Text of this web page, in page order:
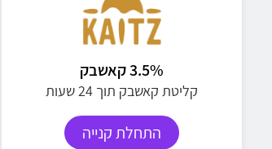
3.5% קאשבק
קליטת קאשבק תוך 24 שעות
התחלת קנייה